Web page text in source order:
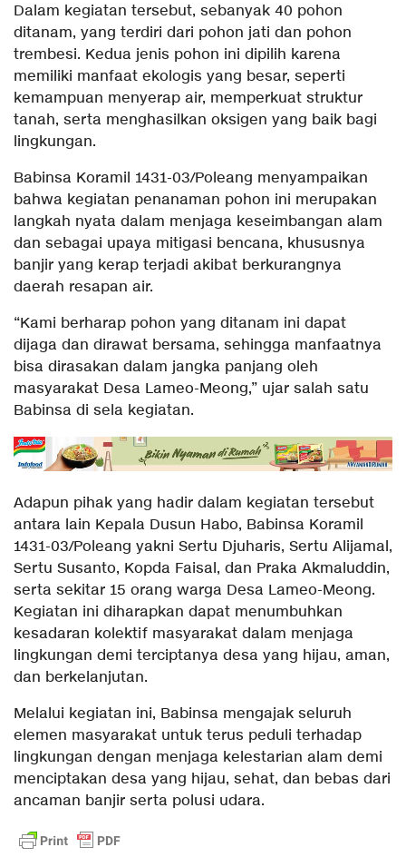
Dalam kegiatan tersebut, sebanyak 40 pohon
ditanam, yang terdiri dari pohon jati dan pohon
trembesi. Kedua jenis pohon ini dipilih karena
memiliki manfaat ekologis yang besar, seperti
kemampuan menyerap air, memperkuat struktur
tanah, serta menghasilkan oksigen yang baik bagi
lingkungan.
Babinsa Koramil 1431-03/Poleang menyampaikan
bahwa kegiatan penanaman pohon ini merupakan
langkah nyata dalam menjaga keseimbangan alam
dan sebagai upaya mitigasi bencana, khususnya
banjir yang kerap terjadi akibat berkurangnya
daerah resapan air.
“Kami berharap pohon yang ditanam ini dapat
dijaga dan dirawat bersama, sehingga manfaatnya
bisa dirasakan dalam jangka panjang oleh
masyarakat Desa Lameo-Meong,” ujar salah satu
Babinsa di sela kegiatan.
Adapun pihak yang hadir dalam kegiatan tersebut
antara lain Kepala Dusun Habo, Babinsa Koramil
1431-03/Poleang yakni Sertu Djuharis, Sertu Alijamal,
Sertu Susanto, Kopda Faisal, dan Praka Akmaluddin,
serta sekitar 15 orang warga Desa Lameo-Meong.
Kegiatan ini diharapkan dapat menumbuhkan
kesadaran kolektif masyarakat dalam menjaga
lingkungan demi terciptanya desa yang hijau, aman,
dan berkelanjutan.
Melalui kegiatan ini, Babinsa mengajak seluruh
elemen masyarakat untuk terus peduli terhadap
lingkungan dengan menjaga kelestarian alam demi
menciptakan desa yang hijau, sehat, dan bebas dari
ancaman banjir serta polusi udara.